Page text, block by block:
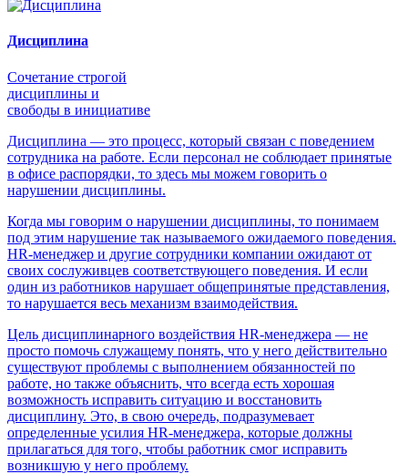
Дисциплина
Сочетание строгой
дисциплины и
свободы в инициативе
Дисциплина — это процесс, который связан с поведением
сотрудника на работе. Если персонал не соблюдает принятые
в офисе распорядки, то здесь мы можем говорить о
нарушении дисциплины.
Когда мы говорим о нарушении дисциплины, то понимаем
под этим нарушение так называемого ожидаемого поведения.
HR-менеджер и другие сотрудники компании ожидают от
своих сослуживцев соответствующего поведения. И если
один из работников нарушает общепринятые представления,
то нарушается весь механизм взаимодействия.
Цель дисциплинарного воздействия HR-менеджера — не
просто помочь служащему понять, что у него действительно
существуют проблемы с выполнением обязанностей по
работе, но также объяснить, что всегда есть хорошая
возможность исправить ситуацию и восстановить
дисциплину. Это, в свою очередь, подразумевает
определенные усилия HR-менеджера, которые должны
прилагаться для того, чтобы работник смог исправить
возникшую у него проблему.